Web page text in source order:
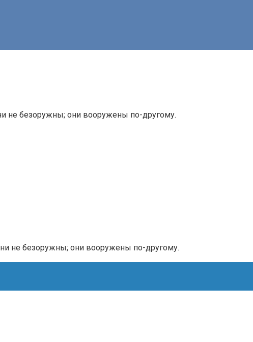
не безоружны; они вооружены по-другому.
не безоружны; они вооружены по-другому.